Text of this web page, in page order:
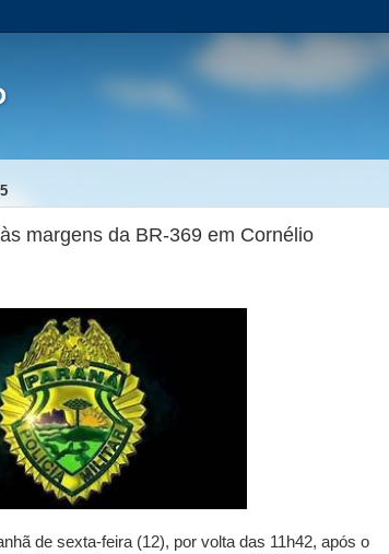
margens da BR-369 em Cornélio
de sexta-feira (12), por volta das 11h42, após o